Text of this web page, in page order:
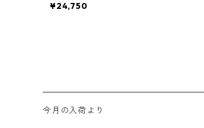
セナ)]
¥24,750
今月の入荷より